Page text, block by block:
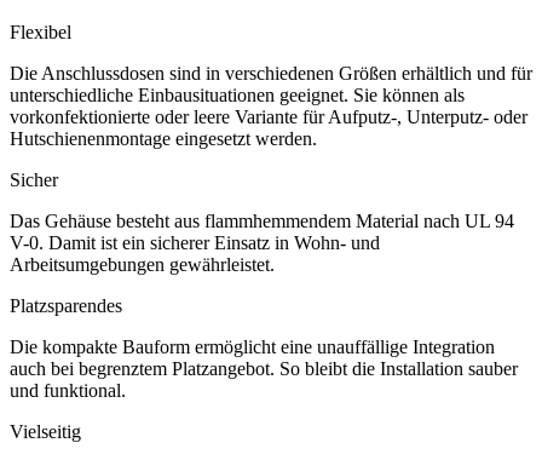
Flexibel
Die Anschlussdosen sind in verschiedenen Größen erhältlich und für
unterschiedliche Einbausituationen geeignet. Sie können als
vorkonfektionierte oder leere Variante für Aufputz-, Unterputz- oder
Hutschienenmontage eingesetzt werden.
Sicher
Das Gehäuse besteht aus flammhemmendem Material nach UL 94
V-0. Damit ist ein sicherer Einsatz in Wohn- und
Arbeitsumgebungen gewährleistet.
Platzsparendes
Die kompakte Bauform ermöglicht eine unauffällige Integration
auch bei begrenztem Platzangebot. So bleibt die Installation sauber
und funktional.
Vielseitig